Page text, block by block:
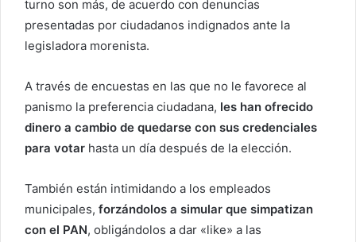
turno son más, de acuerdo con denuncias
presentadas por ciudadanos indignados ante la
legisladora morenista.
A través de encuestas en las que no le favorece al
panismo la preferencia ciudadana, les han ofrecido
dinero a cambio de quedarse con sus credenciales
para votar hasta un día después de la elección.
También están intimidando a los empleados
municipales, forzándolos a simular que simpatizan
con el PAN, obligándolos a dar «like» a las